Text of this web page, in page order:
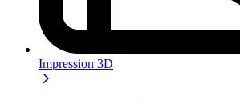
Impression 3D